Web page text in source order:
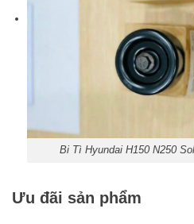
Bi Tì Hyundai H150 N250
Ưu đãi sản phẩm